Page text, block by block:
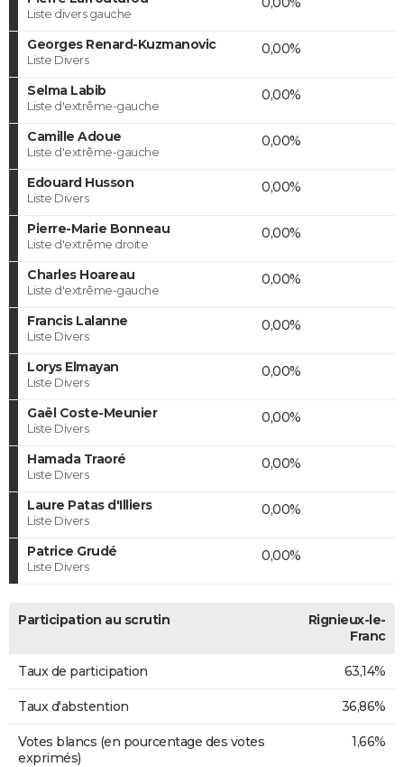
Liste divers gauche
Georges Renard-Kuzmanovic
Liste Divers
0,00%
Selma Labib
Liste d'extrême-gauche
0,00%
Camille Adoue
Liste d'extrême-gauche
0,00%
Edouard Husson
Liste Divers
0,00%
Pierre-Marie Bonneau
Liste d'extrême droite
0,00%
Charles Hoareau
Liste d'extrême-gauche
0,00%
Francis Lalanne
Liste Divers
0,00%
Lorys Elmayan
Liste Divers
0,00%
Gaël Coste-Meunier
Liste Divers
0,00%
Hamada Traoré
Liste Divers
0,00%
Laure Patas d'Illiers
Liste Divers
0,00%
Patrice Grudé
Liste Divers
0,00%
Participation au scrutin
Rignieux-le-
Franc
Taux de participation 63,14%
Taux d'abstention 36,86%
Votes blancs (en pourcentage des votes
exprimés)
1,66%